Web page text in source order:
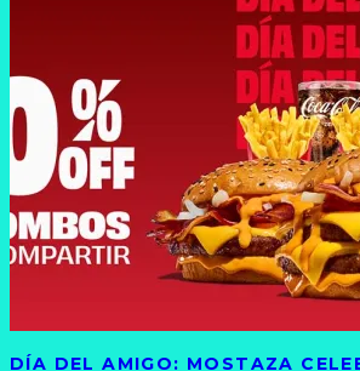
DÍA DEL AMIGO: MOSTAZA